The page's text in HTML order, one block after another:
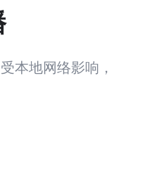
本地网络影响，